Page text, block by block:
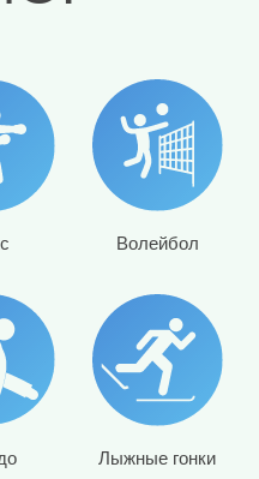
Волейбол
Лыжные гонки